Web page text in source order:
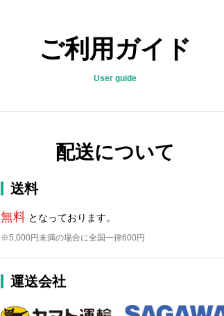
ご利用ガイド
User guide
配送について
送料
無料となっております。
※5,000円未満の場合に全国一律600円
運送会社